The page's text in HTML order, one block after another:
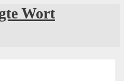
Wort